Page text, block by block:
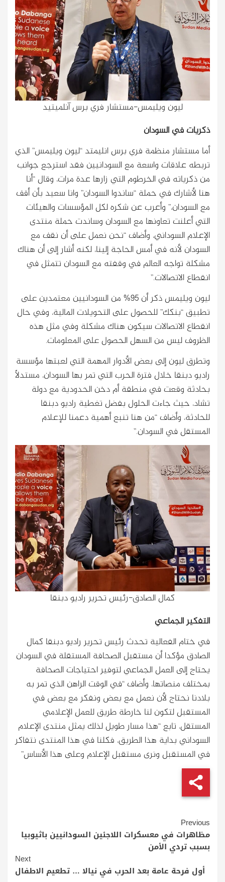
ليون ويليمس-مستشار فري برس آنلميتيد
ذكريات في السودان
أما مستشار منظمة فري برس انليمتد “ليون ويليمس” الذي
تربطه علاقات واسعة مع السودانيين فقد استرجع جوانب
من ذكرياته في الخرطوم التي زارها عدة مرات، وقال “أنا
هنا لأشارك في حملة “ساندوا السودان” وانا سعيد بأن أقف
مع السودان،” وأعرب عن شكره لكل المؤسسات والهيئات
التي أعلنت تعاونها مع السودان وساندت حملة منتدى
الإعلام السوداني، وأضاف “نحن نعمل على أن نقف مع
السودان لأنه في أمس الحاجة إلينا، لكنه أشار إلى أن هناك
مشكلة تواجه العالم في وقفته مع السودان تتمثل في
انقطاع الاتصالات.”
ليون ويليمس ذكر أن 95% من السودانيين معتمدين على
تطبيق “بنكك” للحصول على التحويلات المالية، وفي حال
انقطاع الاتصالات سيكون هناك مشكلة وفي مثل هذه
الظروف ليس من السهل الحصول على المعلومات.
وتطرق ليون إلى بعض الأدوار المهمة التي لعبتها مؤسسة
راديو دبنقا خلال فترة الحرب التي تمر بها السودان، مستدلاً
بحادثة وقعت في منطقة أم دخن الحدودية مع دولة
تشاد، حيث جاءت الحلول بفضل تغطية راديو دبنقا
للحادثة، وأضاف “من هنا تنبع أهمية دعمنا للإعلام
المستقل في السودان.”
كمال الصادق-رئيس تحرير راديو دبنقا
التفكير الجماعي
في ختام الفعالية تحدث رئيس تحرير راديو دبنقا كمال
الصادق مؤكدا أن مستقبل الصحافة المستقلة في السودان
يحتاج إلى العمل الجماعي لتوفير احتياجات الصحافة
بمختلف منصاتها، وأضاف “في الوقت الراهن الذي تمر به
بلادنا نحتاج لأن نعمل مع بعض ونفكر مع بعض في
المستقبل لتكون لنا خارطة طريق للعمل الإعلامي
المستقل، تابع “هذا مسار طويل لذلك يمثل منتدى الإعلام
السوداني بداية هذا الطريق، فكلنا في هذا المنتدى نتفاكر
في المستقبل ونرى مستقبل الإعلام وعلى هذا الأساس”
Continue
Reading
Previous
مظاهرات في معسكرات اللاجئين السودانيين باثيوبيا
بسبب تردي الأمن
Next
أول فرحة عامة بعد الحرب في نيالا … تطعيم الاطفال